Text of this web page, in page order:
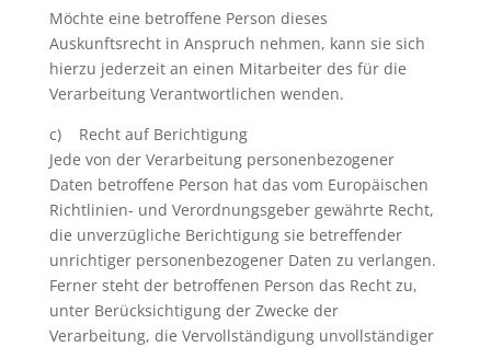
Möchte eine betroffene Person dieses
Auskunftsrecht in Anspruch nehmen, kann sie sich
hierzu jederzeit an einen Mitarbeiter des für die
Verarbeitung Verantwortlichen wenden.
c) Recht auf Berichtigung
Jede von der Verarbeitung personenbezogener
Daten betroffene Person hat das vom Europäischen
Richtlinien- und Verordnungsgeber gewährte Recht,
die unverzügliche Berichtigung sie betreffender
unrichtiger personenbezogener Daten zu verlangen.
Ferner steht der betroffenen Person das Recht zu,
unter Berücksichtigung der Zwecke der
Verarbeitung, die Vervollständigung unvollständiger